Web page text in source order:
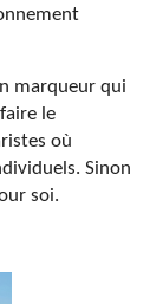
marqueur qui
le
où
Sinon
soi.